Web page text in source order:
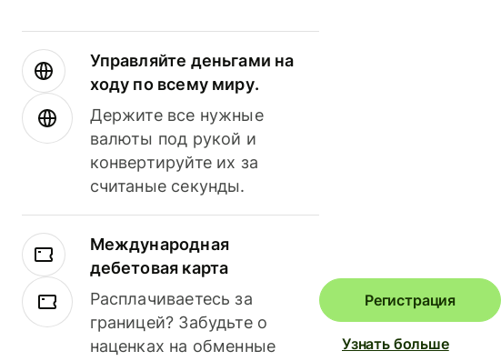
Управляйте деньгами на
ходу по всему миру.
Держите все нужные
валюты под рукой и
конвертируйте их за
считаные секунды.
Международная
дебетовая карта
Расплачиваетесь за
границей? Забудьте о
наценках на обменные
Регистрация
Узнать больше